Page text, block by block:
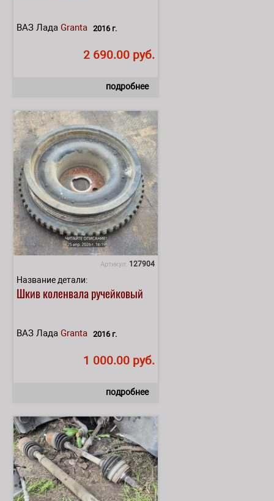
ВАЗ Лада Granta 2016 г.
2 690.00 руб.
подробнее
Артикул: 127904
Название детали:
Шкив коленвала ручейковый
ВАЗ Лада Granta 2016 г.
1 000.00 руб.
подробнее